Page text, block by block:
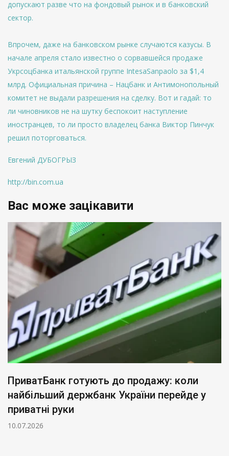
допускают разве что на фондовый рынок и в банковский
сектор.
Впрочем, даже на банковском рынке случаются казусы. В
начале апреля стало известно о сорвавшейся продаже
Укрсоцбанка итальянской группе IntesaSanpaolo за $1,4
млрд. Официальная причина – Нацбанк и Антимонопольный
комитет не выдали разрешения на сделку. Вот и гадай: то
ли чиновников не на шутку беспокоит наступление
иностранцев, то ли просто владелец банка Виктор Пинчук
решил поторговаться.
Евгений ДУБОГРЫЗ
http://bin.com.ua
Вас може зацікавити
ПриватБанк готують до продажу: коли
найбільший держбанк України перейде у
приватні руки
10.07.2026